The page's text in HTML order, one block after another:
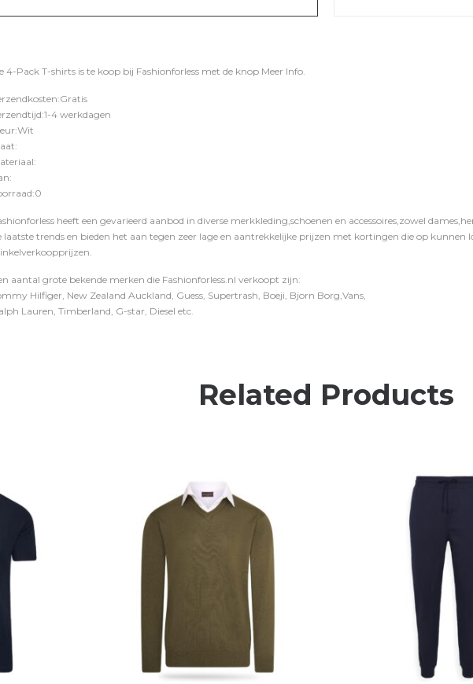
4-Pack T-shirts is te koop bij Fashionforless met de knop Meer Info.
4 werkdagen
heeft een gevarieerd aanbod in diverse merkkleding,schoenen en accessoires,zowel
laatste trends en bieden het aan tegen zeer lage en aantrekkelijke prijzen met kortingen die op kunnen
aantal grote bekende merken die Fashionforless.nl verkoopt zijn:
Hilfiger, New Zealand Auckland, Guess, Supertrash, Boeji, Bjorn Borg,Vans,
Lauren, Timberland, G-star, Diesel etc.
Related Products